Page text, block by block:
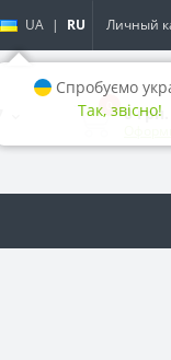
UA | RU Личный
0 0 грн.
Спробуємо
Так, звісно!